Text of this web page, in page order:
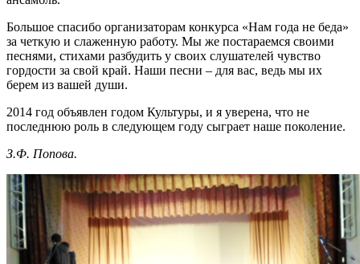
Большое спасибо организаторам конкурса «Нам года не беда»
за четкую и слаженную работу. Мы же постараемся своими
песнями, стихами разбудить у своих слушателей чувство
гордости за свой край. Наши песни – для вас, ведь мы их
берем из вашей души.
2014 год объявлен годом Культуры, и я уверена, что не
последнюю роль в следующем году сыграет наше поколение.
З.Ф. Попова.